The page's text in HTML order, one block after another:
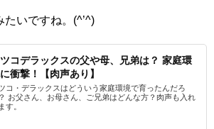
いですね。(^’^)
コデラックスの父や母、兄弟は？ 家庭環
衝撃！【肉声あり】
コ・デラックスはどういう家庭環境で育ったんだろ
お父さん、お母さん、ご兄弟はどんな方？肉声も入れ
す。